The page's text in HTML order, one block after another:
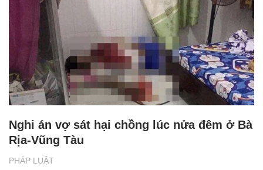
PHÁP LUẬT
Nghi án vợ sát hại chồng lúc nửa đêm ở Bà
Rịa-Vũng Tàu